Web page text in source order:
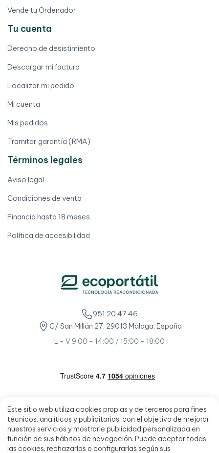
Este sitio web utiliza cookies propias y de terceros para fines
técnicos, analíticos y publicitarios, con el objetivo de mejorar
nuestros servicios y mostrarle publicidad personalizada en
función de sus hábitos de navegación. Puede aceptar todas
las cookies, rechazarlas o configurarlas según sus
Vende tu Ordenador
Tu cuenta
Derecho de desistimiento
Descargar mi factura
Localizar mi pedido
Mi cuenta
Mis pedidos
Tramitar garantía (RMA)
Términos legales
Aviso legal
Condiciones de venta
Financia hasta 18 meses
Política de accesibilidad
951 20 47 46
C/ San Millán 27, 29013 Málaga, España
L - V 9:00 - 14:00 / 15:00 - 18:00